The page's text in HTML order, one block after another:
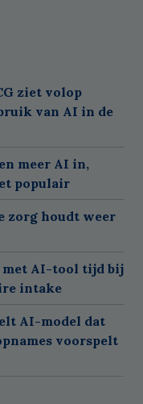
ziet volop
van AI in de
meer AI in,
populair
zorg houdt weer
met AI-tool tijd bij
intake
AI-model dat
voorspelt